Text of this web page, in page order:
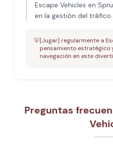
Escape Vehicles en
en la gestión del tráfico.
💡[Jugar] regularmente a
pensamiento estratégico
navegación en este
Preguntas